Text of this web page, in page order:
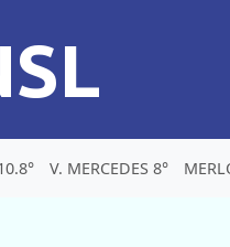
V. MERCEDES 8°